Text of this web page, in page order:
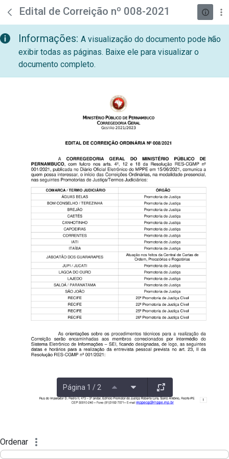
Pular para o Conteúdo principal
teste descricao
Edital de Correição nº 008-2021
Informações: A visualização do documento pode não
exibir todas as páginas. Baixe ele para visualizar o
documento completo.
Página 1 / 2
Ordenar